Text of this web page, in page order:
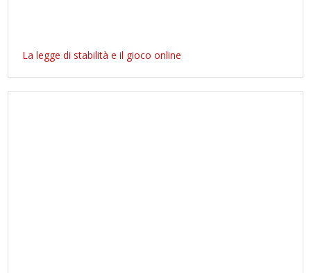
La legge di stabilità e il gioco online